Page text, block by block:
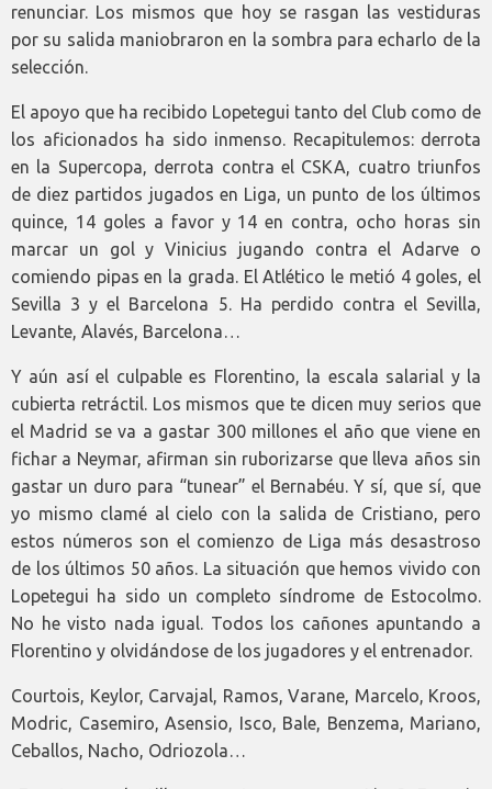
renunciar. Los mismos que hoy se rasgan las vestiduras
por su salida maniobraron en la sombra para echarlo de la
selección.
El apoyo que ha recibido Lopetegui tanto del Club como de
los aficionados ha sido inmenso. Recapitulemos: derrota
en la Supercopa, derrota contra el CSKA, cuatro triunfos
de diez partidos jugados en Liga, un punto de los últimos
quince, 14 goles a favor y 14 en contra, ocho horas sin
marcar un gol y Vinicius jugando contra el Adarve o
comiendo pipas en la grada. El Atlético le metió 4 goles, el
Sevilla 3 y el Barcelona 5. Ha perdido contra el Sevilla,
Levante, Alavés, Barcelona…
Y aún así el culpable es Florentino, la escala salarial y la
cubierta retráctil. Los mismos que te dicen muy serios que
el Madrid se va a gastar 300 millones el año que viene en
fichar a Neymar, afirman sin ruborizarse que lleva años sin
gastar un duro para “tunear” el Bernabéu. Y sí, que sí, que
yo mismo clamé al cielo con la salida de Cristiano, pero
estos números son el comienzo de Liga más desastroso
de los últimos 50 años. La situación que hemos vivido con
Lopetegui ha sido un completo síndrome de Estocolmo.
No he visto nada igual. Todos los cañones apuntando a
Florentino y olvidándose de los jugadores y el entrenador.
Courtois, Keylor, Carvajal, Ramos, Varane, Marcelo, Kroos,
Modric, Casemiro, Asensio, Isco, Bale, Benzema, Mariano,
Ceballos, Nacho, Odriozola…